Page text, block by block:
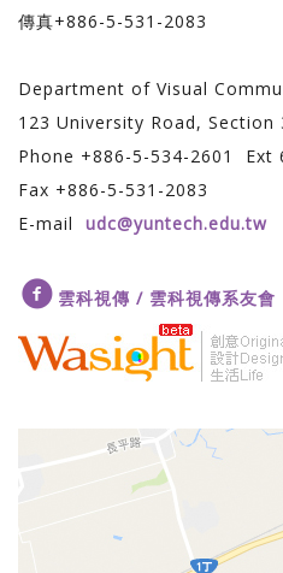
傳真+886-5-531-2083
Department of Visual
123 University Road, Section
Phone +886-5-534-2601 Ext
Fax +886-5-531-2083
E-mail udc@yuntech.edu.tw
雲科視傳 / 雲科視傳系友會